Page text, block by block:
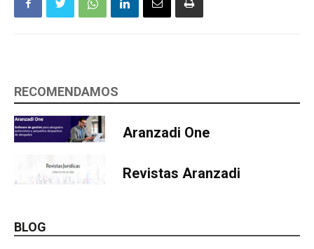
RECOMENDAMOS
Aranzadi One
Revistas Aranzadi
BLOG